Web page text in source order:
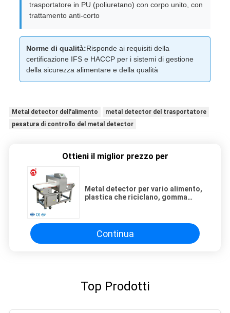
trasportatore in PU (poliuretano) con corpo unito, con
trattamento anti-corto
Norme di qualità:Risponde ai requisiti della
certificazione IFS e HACCP per i sistemi di gestione
della sicurezza alimentare e della qualità
Metal detector dell'alimento
metal detector del trasportatore
pesatura di controllo del metal detector
Ottieni il miglior prezzo per
Metal detector per vario alimento,
plastica che riciclano, gomma
Continua
Top Prodotti